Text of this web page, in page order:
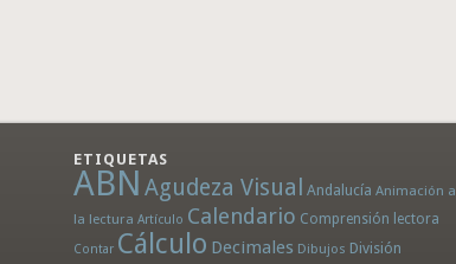
ETIQUETAS
ABN Agudeza Visual Andalucía Animación a
la lectura Artículo Calendario Comprensión lectora
Contar Cálculo Decimales Dibujos División